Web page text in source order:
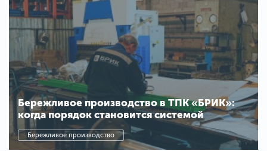
Бережливое производство в ТПК «БРИК»:
когда порядок становится системой
Бережливое производство